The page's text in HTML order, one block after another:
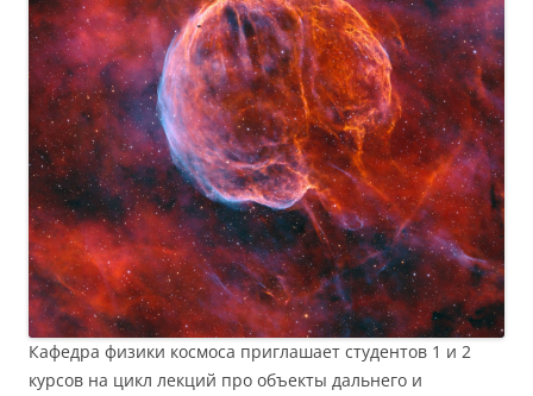
Кафедра физики космоса приглашает студентов 1 и 2
курсов на цикл лекций про объекты дальнего и